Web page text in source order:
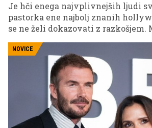
Je hči enega najvplivnejših ljudi
pastorka ene najbolj znanih
se ne želi dokazovati z razkošjem.
svojo pot našla v svetu
ne pomaga do zmage.
NOVICE